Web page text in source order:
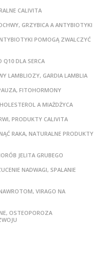
CALIVITA
GRZYBICA A ANTYBIOTYKI
POMOGĄ ZWALCZYĆ
Q10 DLA SERCA
LAMBLIOZY, GARDIA LAMBLIA
FITOHORMONY
A MIAŻDŻYCA
PRODUKTY CALIVITA
RAKA, NATURALNE PRODUKTY
JELITA GRUBEGO
NADWAGI, SPALANIE
VIRAGO NA
OSTEOPOROZA